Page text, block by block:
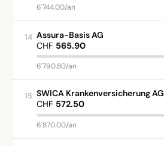
6'744.00/an
14 Assura-Basis AG
CHF 565.90
6'790.80/an
15 SWICA Krankenversicherung AG
CHF 572.50
6'870.00/an